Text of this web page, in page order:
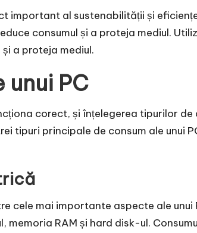
important al sustenabilității și
consumul și a proteja mediul.
a proteja mediul.
unui PC
corect, și înțelegerea tipurilor
tipuri principale de consum ale unui
cele mai importante aspecte ale
memoria RAM și hard disk-ul.